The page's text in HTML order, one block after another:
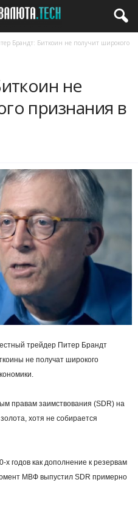
Брандт: Биткоин не получит широкого
не
признания в
трейдер Питер Брандт
не получат широкого
правам заимствования (SDR) на
хотя не собирается
годов как дополнение к резервам
МВФ выпустил SDR примерно